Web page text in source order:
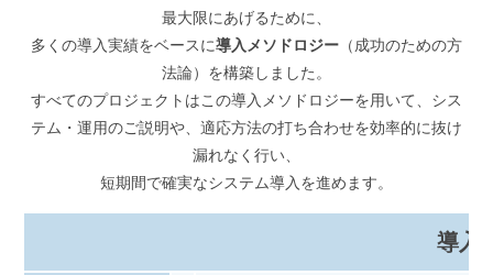
最大限にあげるために、
多くの導入実績をベースに導入メソドロジー （成功のための方
法論）を構築しました。
すべてのプロジェクトはこの導入メソドロジーを用いて、シス
テム・運用のご説明や、適応方法の打ち合わせを効率的に抜け
漏れなく行い、
短期間で確実なシステム導入を進めます。
導入